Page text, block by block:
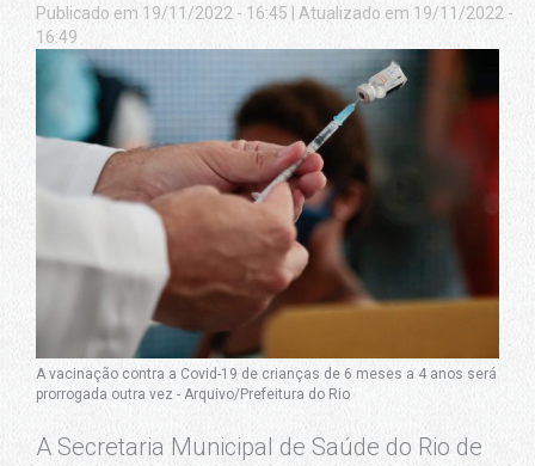
Publicado em 19/11/2022 - 16:45
Atualizado em 19/11/2022 -
16:49
A vacinação contra a Covid-19 de crianças de 6 meses a 4 anos será
prorrogada outra vez - Arquivo/Prefeitura do Rio
A Secretaria Municipal de Saúde do Rio de